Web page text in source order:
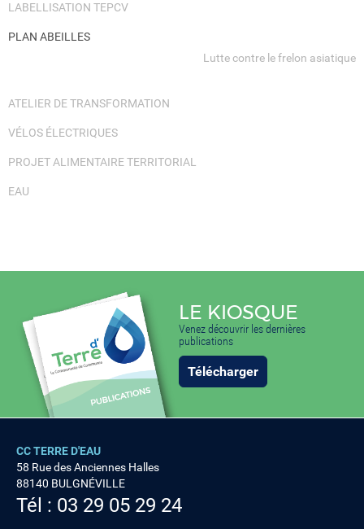
LABELLISATION TEPCV
PLAN ABEILLES
Lutte contre le frelon asiatique
ATELIER DE TRANSFORMATION
VÉLOS ÉLECTRIQUES
PROJET ALIMENTAIRE TERRITORIAL
EAU
LE KIOSQUE
Venez découvrir les dernières
publications
Télécharger
CC TERRE D'EAU
58 Rue des Anciennes Halles
88140 BULGNÉVILLE
Tél : 03 29 05 29 24